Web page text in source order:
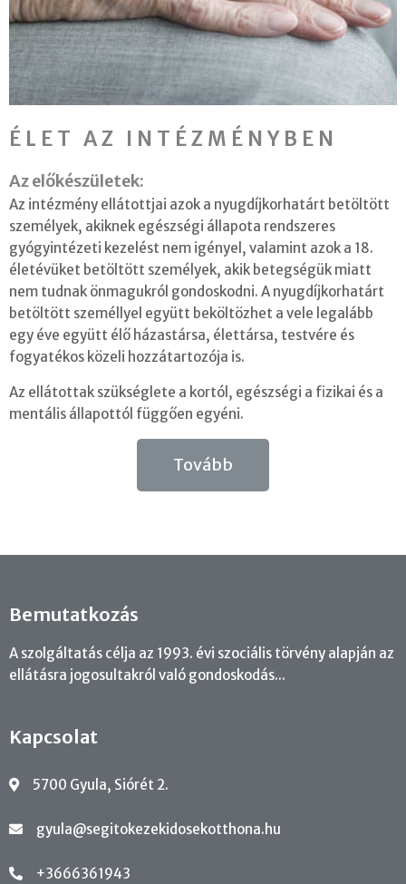
ÉLET AZ INTÉZMÉNYBEN
Az előkészületek:
Az intézmény ellátottjai azok a nyugdíjkorhatárt betöltött
személyek, akiknek egészségi állapota rendszeres
gyógyintézeti kezelést nem igényel, valamint azok a 18.
életévüket betöltött személyek, akik betegségük miatt
nem tudnak önmagukról gondoskodni. A nyugdíjkorhatárt
betöltött személlyel együtt beköltözhet a vele legalább
egy éve együtt élő házastársa, élettársa, testvére és
fogyatékos közeli hozzátartozója is.
Az ellátottak szükséglete a kortól, egészségi a fizikai és a
mentális állapottól függően egyéni.
Tovább
Bemutatkozás
A szolgáltatás célja az 1993. évi szociális törvény alapján az
ellátásra jogosultakról való gondoskodás...
Kapcsolat
5700 Gyula, Siórét 2.
gyula@segitokezekidosekotthona.hu
+3666361943